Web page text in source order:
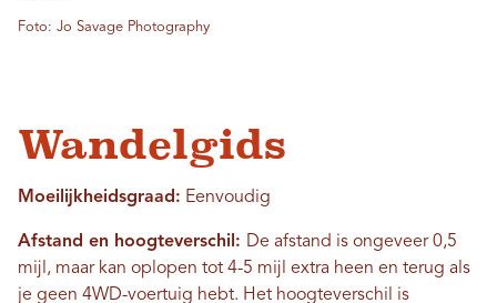
Foto: Jo Savage Photography
Wandelgids
Moeilijkheidsgraad: Eenvoudig
Afstand en hoogteverschil: De afstand is ongeveer 0,5
mijl, maar kan oplopen tot 4-5 mijl extra heen en terug als
je geen 4WD-voertuig hebt. Het hoogteverschil is